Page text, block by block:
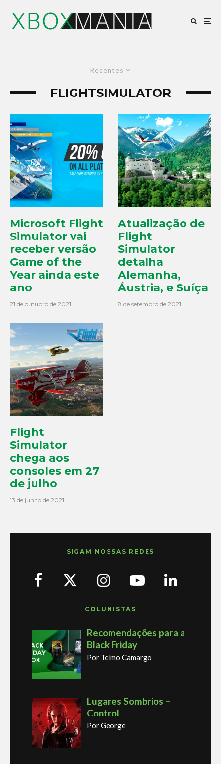
Recentes
FLIGHTSIMULATOR
Microsoft Flight
Simulator vai
receber versão
Game of the
Year ainda este
ano
21 de outubro de 2021
Flight
Simulator
chega aos
consoles em 27
de julho
13 de junho de 2021
Atualização de
Flight
Simulator
detalha
Alemanha,
Áustria, e Suíça
8 de setembro de 2021
SIGAM NOSSAS REDES
COLUNISTAS
Recomendações para a
Black Friday
Por Telmo Camargo
Lugares Sombrios –
Control
Por George